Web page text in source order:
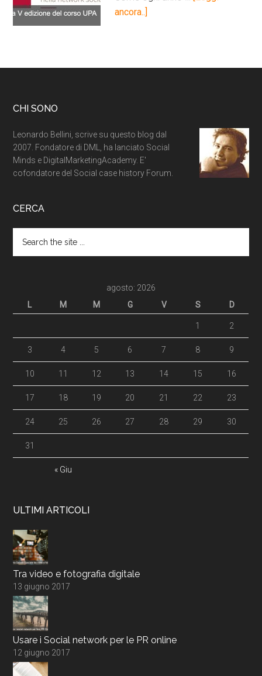
ancora..]
CHI SONO
Leonardo Bellini, scrive su questo blog dal
2007. Fondatore di DML, ha lanciato Social
Minds e DigitalMarketingAcademy. E'
cofondatore del Social case history Forum.
CERCA
agosto: 2026
L
M M G V S D
« Giu
1 2
3 4 5 6 7 8 9
10 11 12 13 14 15 16
17 18 19 20 21 22 23
24 25 26 27 28 29 30
31
ULTIMI ARTICOLI
Tra video e fotografia digitale
13 giugno 2017
Usare i Social network per le PR online
12 giugno 2017